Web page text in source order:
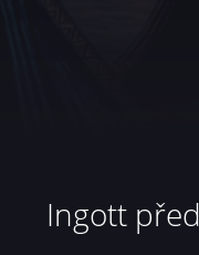
Ingott